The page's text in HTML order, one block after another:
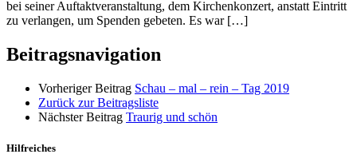
bei seiner Auftaktveranstaltung, dem Kirchenkonzert, anstatt Eintritt
zu verlangen, um Spenden gebeten. Es war […]
Beitragsnavigation
Vorheriger Beitrag Schau – mal – rein – Tag 2019
Zurück zur Beitragsliste
Nächster Beitrag Traurig und schön
Hilfreiches